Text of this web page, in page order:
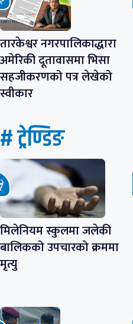
तारकेश्वर नगरपालिकाद्धारा
अमेरिकी दूतावासमा भिसा
सहजीकरणको पत्र लेखेको
स्वीकार
# ट्रेण्डिङ
मिलेनियम स्कुलमा जलेकी
बालिकको उपचारको क्रममा
मृत्यु